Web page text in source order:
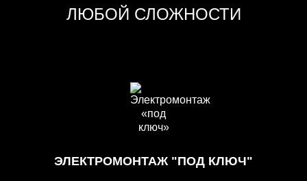
ЛЮБОЙ СЛОЖНОСТИ
ЭЛЕКТРОМОНТАЖ "ПОД КЛЮЧ"